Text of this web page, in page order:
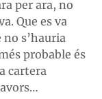
per ara, no
Que es va
s’hauria
probable és
cartera